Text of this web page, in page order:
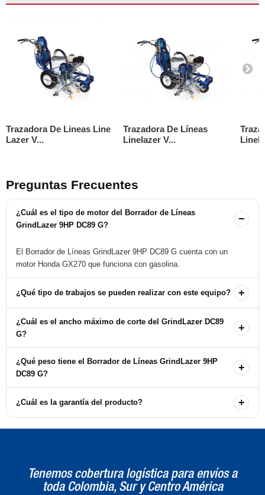
Trazadora De Lineas Line
Lazer V...
Trazadora De Líneas
Linelazer V...
Preguntas Frecuentes
¿Cuál es el tipo de motor del Borrador de Líneas
GrindLazer 9HP DC89 G?
−
El Borrador de Líneas GrindLazer 9HP DC89 G cuenta con un
motor Honda GX270 que funciona con gasolina.
¿Qué tipo de trabajos se pueden realizar con este equipo? +
Este equipo es ideal para la eliminación de señalización horizontal,
eliminación de relieves en pavimento y preparación de superficies
para nuevas señalizaciones.
¿Cuál es el ancho máximo de corte del GrindLazer DC89
G?
+
El ancho máximo de corte del GrindLazer DC89 G es de 8
pulgadas.
¿Qué peso tiene el Borrador de Líneas GrindLazer 9HP
DC89 G?
+
El equipo tiene un peso de 136 kg.
¿Cuál es la garantía del producto? +
El Borrador de Líneas GrindLazer 9HP DC89 G cuenta con una
Tenemos cobertura logística para envíos a
toda Colombia, Sur y Centro América